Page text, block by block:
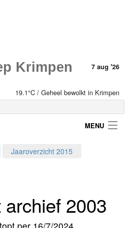
Krimpen 7 aug '26
19.1°C / Geheel bewolkt in Krimpen
MENU
Jaaroverzicht 2015
2003